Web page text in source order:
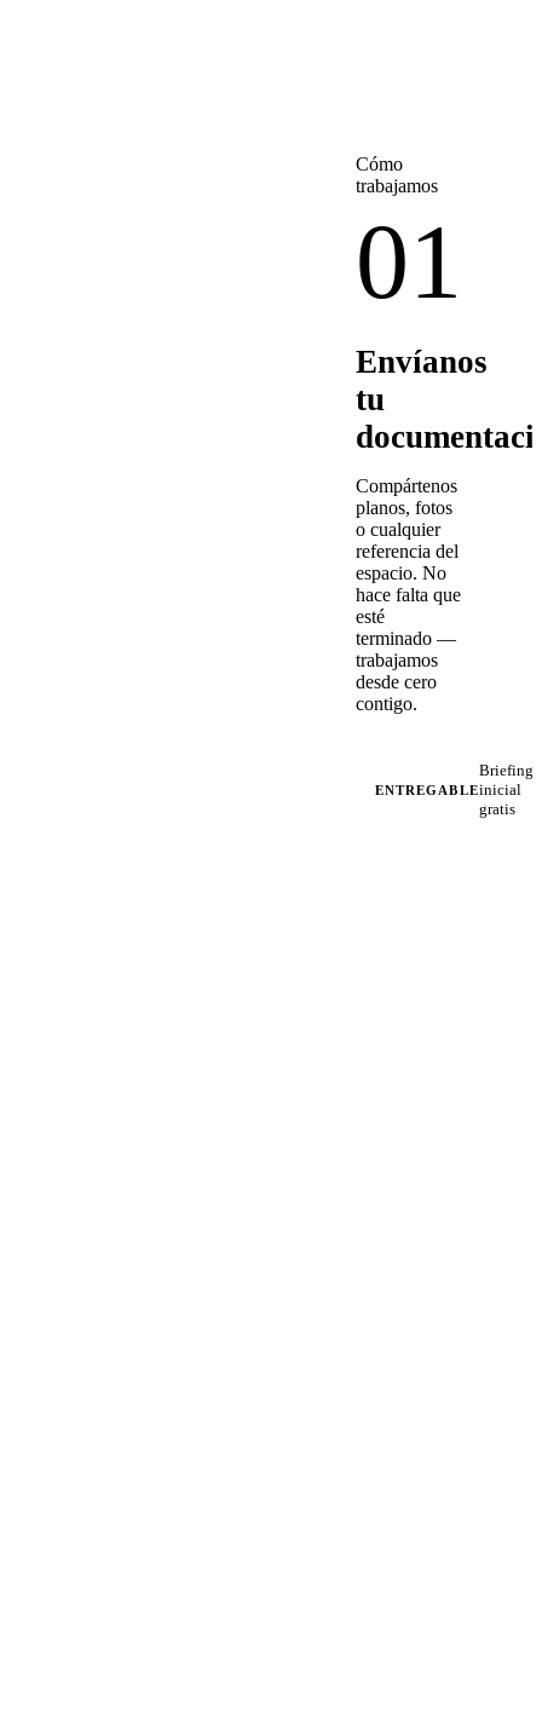
Cómo
trabajamos
01
Envíanos
tu
Compártenos
planos, fotos
o cualquier
referencia del
espacio. No
hace falta que
esté
terminado —
trabajamos
desde cero
contigo.
ENTREGABLE
Briefing
inicial
gratis